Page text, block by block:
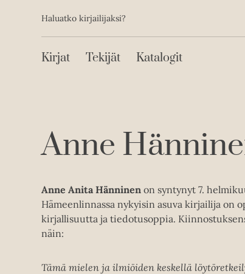
sisältöönToissijainen
Haluatko kirjailijaksi?
Päävalikko
Kirjat Tekijät Katalogit
Anne
Anne Anita Hänninen on syntynyt 7.
Hämeenlinnassa nykyisin asuva kirjailija on
kirjallisuutta ja tiedotusoppia.
näin:
Tämä mielen ja ilmiöiden keskellä